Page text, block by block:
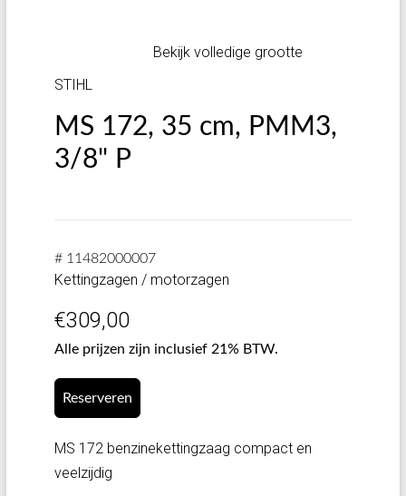
Bekijk volledige grootte
STIHL
MS 172, 35 cm, PMM3,
3/8" P
# 11482000007
Kettingzagen / motorzagen
€309,00
Alle prijzen zijn inclusief 21% BTW.
Reserveren
MS 172 benzinekettingzaag compact en
veelzijdig